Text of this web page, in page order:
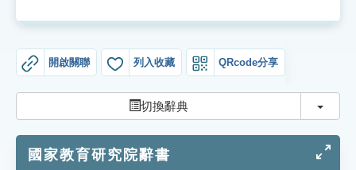
單字索引
生命大百科索引
遊戲專區
開啟關聯 列入收藏 QRcode分享
切換辭典 切換
國家教育研究院辭書